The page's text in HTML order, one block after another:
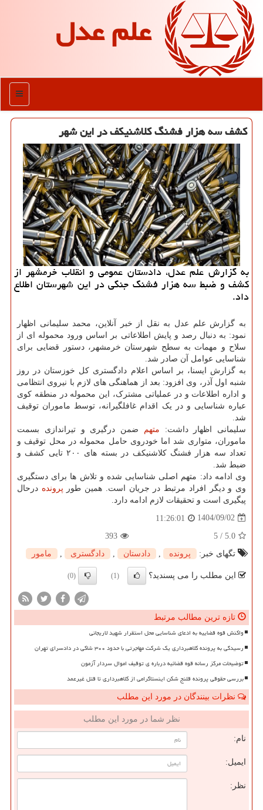
علم عدل
منو
کشف سه هزار فشنگ کلاشنیکف در این شهر
به گزارش علم عدل، دادستان عمومی و انقلاب خرمشهر از
کشف و ضبط سه هزار فشنگ جنگی در این شهرستان اطلاع
داد.
به گزارش علم عدل به نقل از خبر آنلاین، محمد سلیمانی اظهار
نمود: به دنبال رصد و پایش اطلاعاتی بر اساس ورود محموله ای از
سلاح و مهمات به سطح شهرستان خرمشهر، دستور قضایی برای
شناسایی عوامل آن صادر شد.
به گزارش ایسنا، بر اساس اعلام دادگستری کل خوزستان در روز
شنبه اول آذر، وی افزود: بعد از هماهنگی های لازم با نیروی انتظامی
و اداره اطلاعات و در عملیاتی مشترک، این محموله در منطقه کوی
عباره شناسایی و در یک اقدام غافلگیرانه، توسط ماموران توقیف
شد.
سلیمانی اظهار داشت: متهم ضمن درگیری و تیراندازی بسمت
ماموران، متواری شد اما خودروی حامل محموله در محل توقیف و
تعداد سه هزار فشنگ کلاشنیکف در بسته های ۲۰۰ تایی کشف و
ضبط شد.
وی ادامه داد: متهم اصلی شناسایی شده و تلاش ها برای دستگیری
وی و دیگر افراد مرتبط در جریان است. همین طور پرونده درحال
پیگیری است و تحقیقات لازم ادامه دارد.
1404/09/02
11:26:01
5.0
/
5
393
تگهای خبر:
پرونده دادستان دادگستری مامور
این مطلب را می پسندید؟ (1)
(0)
تازه ترین مطالب مرتبط
واکنش قوه قضاییه به ادعای شناسایی محل استقرار شهید لاریجانی
رسیدگی به پرونده کلاهبرداری یک شرکت مهاجرتی با حدود ۳۰۰ شاکی در دادسرای تهران
توضیحات مرکز رسانه قوه قضائیه درباره ی توقیف اموال سردار آزمون
بررسی حقوقی پرونده قلنج شکن اینستاگرامی از کلاهبرداری تا قتل غیرعمد
نظرات بینندگان در مورد این مطلب
نظر شما در مورد این مطلب
نام:
ایمیل:
نظر: